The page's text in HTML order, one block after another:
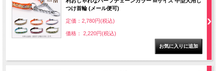
つけ首輪 (メール便可)
定価：2,780円(税込)
価格： 2,220円(税込)